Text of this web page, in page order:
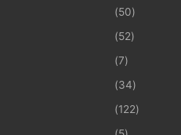
(50)
(52)
(7)
(34)
(122)